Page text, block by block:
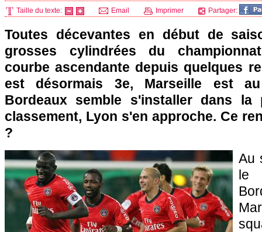
Taille du texte: Email Imprimer Partager:
Toutes décevantes en début de
grosses cylindrées du
courbe ascendante depuis quelques
est désormais 3e, Marseille est au
Bordeaux semble s'installer dans la
classement, Lyon s'en approche. Ce
?
Au
le